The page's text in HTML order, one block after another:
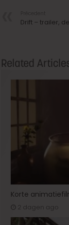
Drift – trailer,
Related
Korte
2 dagen ago